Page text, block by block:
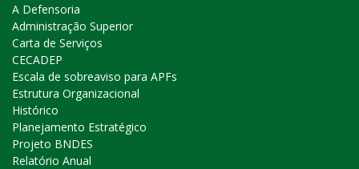
A Defensoria
Administração Superior
Carta de Serviços
CECADEP
Escala de sobreaviso para APFs
Estrutura Organizacional
Histórico
Planejamento Estratégico
Projeto BNDES
Relatório Anual